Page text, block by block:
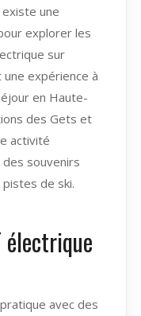
existe une
explorer les
sur
expérience à
en Haute-
des Gets et
activité
souvenirs
de ski.
électrique
avec des